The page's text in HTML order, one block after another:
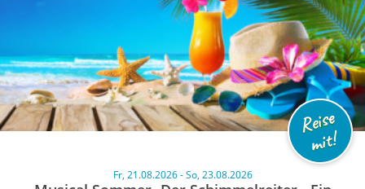
Reise
mit!
Fr, 21.08.2026 - So, 23.08.2026